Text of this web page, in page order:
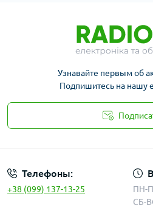
Узнавайте первым об
Подпишитесь на нашу
Телефоны:
+38 (099) 137-13-25
ПН-
СБ-